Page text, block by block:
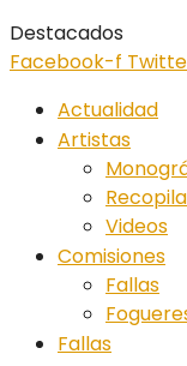
Destacados
Facebook-f
Actualidad
Artistas
Videos
Comisiones
Fallas
Fallas